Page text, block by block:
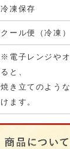
冷凍保存
クール便（冷凍）
※電子レンジや
ると、
焼き立てのよう
けます。